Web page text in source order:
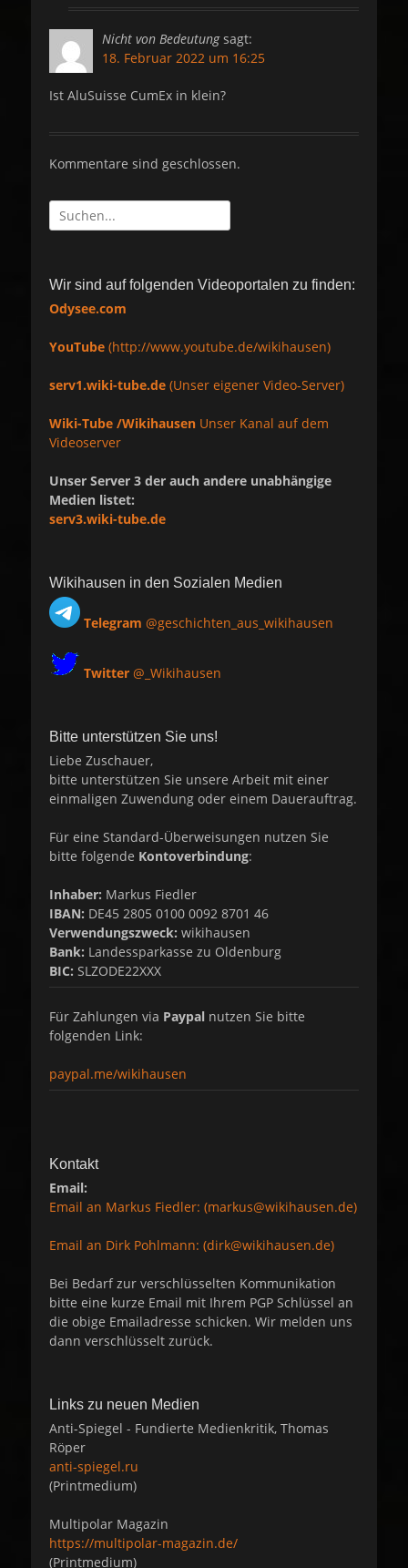
Nicht von Bedeutung sagt:
18. Februar 2022 um 16:25
Ist AluSuisse CumEx in klein?
Kommentare sind geschlossen.
Suche
nach:
Wir sind auf folgenden Videoportalen zu finden:
Odysee.com
YouTube (http://www.youtube.de/wikihausen)
serv1.wiki-tube.de (Unser eigener Video-Server)
Wiki-Tube /Wikihausen Unser Kanal auf dem
Videoserver
Unser Server 3 der auch andere unabhängige
Medien listet:
serv3.wiki-tube.de
Wikihausen in den Sozialen Medien
Telegram @geschichten_aus_wikihausen
Twitter @_Wikihausen
Bitte unterstützen Sie uns!
Liebe Zuschauer,
bitte unterstützen Sie unsere Arbeit mit einer
einmaligen Zuwendung oder einem Dauerauftrag.
Für eine Standard-Überweisungen nutzen Sie
bitte folgende Kontoverbindung:
Inhaber: Markus Fiedler
IBAN: DE45 2805 0100 0092 8701 46
Verwendungszweck: wikihausen
Bank: Landessparkasse zu Oldenburg
BIC: SLZODE22XXX
Für Zahlungen via Paypal nutzen Sie bitte
folgenden Link:
paypal.me/wikihausen
Kontakt
Email:
Email an Markus Fiedler: (markus@wikihausen.de)
Email an Dirk Pohlmann: (dirk@wikihausen.de)
Bei Bedarf zur verschlüsselten Kommunikation
bitte eine kurze Email mit Ihrem PGP Schlüssel an
die obige Emailadresse schicken. Wir melden uns
dann verschlüsselt zurück.
Links zu neuen Medien
Anti-Spiegel - Fundierte Medienkritik, Thomas
Röper
anti-spiegel.ru
(Printmedium)
Multipolar Magazin
https://multipolar-magazin.de/
(Printmedium)